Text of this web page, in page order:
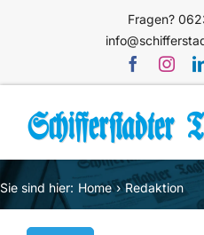
Fragen?
Home
Themen
Sie sind hier: Home Redaktion